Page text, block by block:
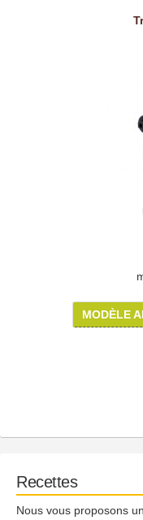
MODÈLE
Recettes
Nous vous proposons